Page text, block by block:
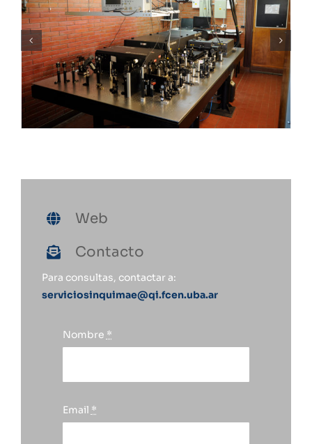
Web
Contacto
Para consultas, contactar a:
serviciosinquimae@qi.fcen.uba.ar
Nombre *
Email *